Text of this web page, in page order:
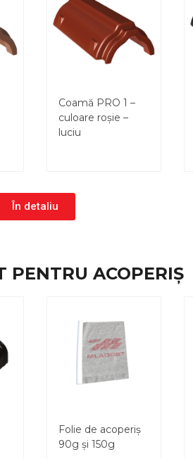
Coamă PRO 1 –
culoare roșie –
luciu
În detaliu
PENTRU ACOPERIȘ
Folie de acoperiș
90g și 150g